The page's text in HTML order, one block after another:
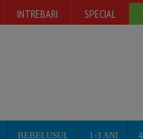
INTREBARI SPECIAL
BEBELUSUL 1-3 ANI